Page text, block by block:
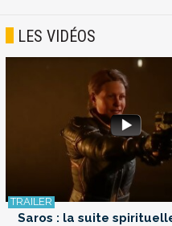
LES VIDÉOS
Saros : la suite